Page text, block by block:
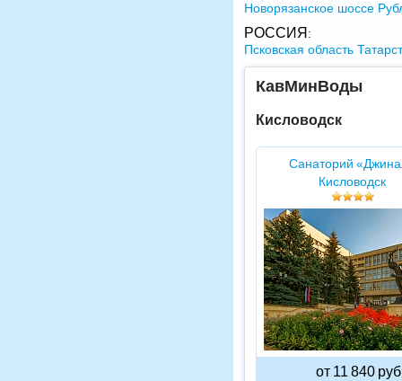
Новорязанское шоссе
РОССИЯ :
Псковская область
КавМинВоды
Кисловодск
Санаторий
Кисловодск
от 11 840